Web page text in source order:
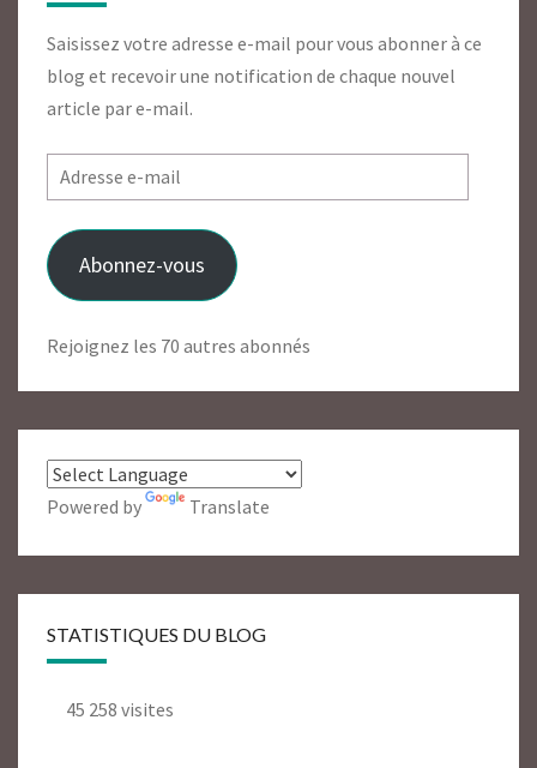
Saisissez votre adresse e-mail pour vous abonner à ce
blog et recevoir une notification de chaque nouvel
article par e-mail.
Adresse
e-
mail
Abonnez-vous
Rejoignez les 70 autres abonnés
Powered by Translate
STATISTIQUES DU BLOG
45 258 visites